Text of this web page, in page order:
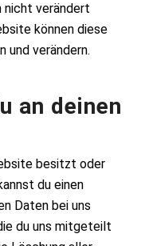
nicht verändert
können diese
und verändern.
an deinen
besitzt oder
du einen
Daten bei uns
du uns mitgeteilt